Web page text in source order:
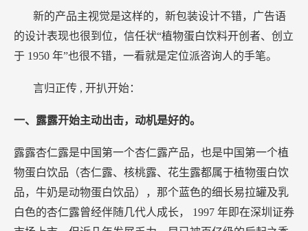
新的产品主视觉是这样的，新包装设计不错，广告语
的设计表现也很到位，信任状“植物蛋白饮料开创者、创立
于 1950 年”也很不错，一看就是定位派咨询人的手笔。
言归正传 , 开扒开始：
一、露露开始主动出击，动机是好的。
露露杏仁露是中国第一个杏仁露产品，也是中国第一个植
物蛋白饮品（杏仁露、核桃露、花生露都属于植物蛋白饮
品，牛奶是动物蛋白饮品），那个蓝色的细长易拉罐及乳
白色的杏仁露曾经伴随几代人成长， 1997 年即在深圳证券